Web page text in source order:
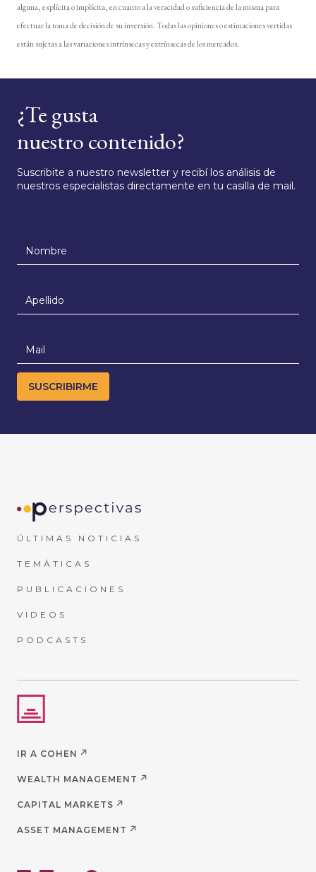
alguna, explícita o implícita, en cuanto a la veracidad o suficiencia de la misma para
efectuar la toma de decisión de su inversión. Todas las opiniones o estimaciones vertidas
están sujetas a las variaciones intrínsecas y extrínsecas de los mercados.
¿Te gusta
nuestro contenido?
Suscribite a nuestro newsletter y recibí los análisis de
nuestros especialistas directamente en tu casilla de mail.
ÚLTIMAS NOTICIAS
TEMÁTICAS
PUBLICACIONES
VIDEOS
PODCASTS
IR A COHEN
WEALTH MANAGEMENT
CAPITAL MARKETS
ASSET MANAGEMENT